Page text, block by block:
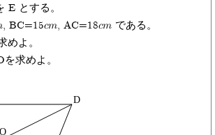
E とする。
BC=15cm, AC=18cm である。
めよ。
求めよ。